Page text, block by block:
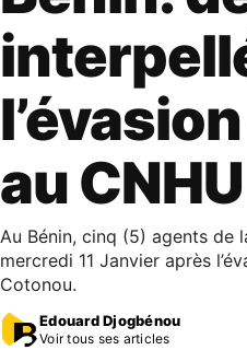
au CNHU
Au Bénin, cinq (5) agents de
mercredi 11 Janvier après
Cotonou.
Edouard Djogbénou
Voir tous ses articles